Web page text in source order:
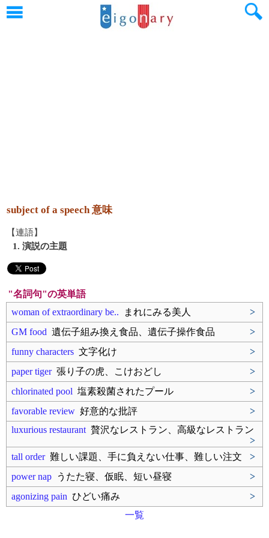
subject of a speech 意味
【連語】
1. 演説の主題
"名詞句"の英単語
woman of extraordinary be.. まれにみる美人
>
GM food 遺伝子組み換え食品、遺伝子操作食品
>
funny characters 文字化け
>
paper tiger張り子の虎、こけおどし
>
chlorinated pool 塩素殺菌されたプール
>
favorable review 好意的な批評
>
luxurious restaurant 贅沢なレストラン、高級なレストラン
>
tall order難しい課題、手に負えない仕事、難しい注文
>
power nap うたた寝、仮眠、短い昼寝
>
agonizing pain ひどい痛み
>
一覧